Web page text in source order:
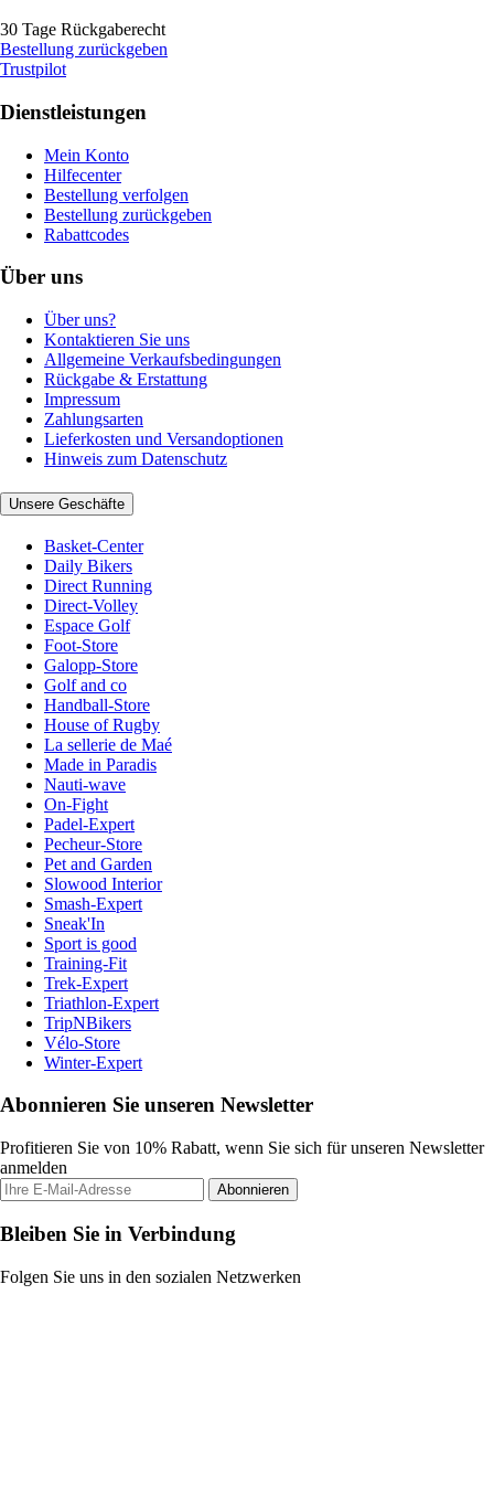
30 Tage Rückgaberecht
Bestellung zurückgeben
Trustpilot
Dienstleistungen
Mein Konto
Hilfecenter
Bestellung verfolgen
Bestellung zurückgeben
Rabattcodes
Über uns
Über uns?
Kontaktieren Sie uns
Allgemeine Verkaufsbedingungen
Rückgabe & Erstattung
Impressum
Zahlungsarten
Lieferkosten und Versandoptionen
Hinweis zum Datenschutz
Unsere Geschäfte
Basket-Center
Daily Bikers
Direct Running
Direct-Volley
Espace Golf
Foot-Store
Galopp-Store
Golf and co
Handball-Store
House of Rugby
La sellerie de Maé
Made in Paradis
Nauti-wave
On-Fight
Padel-Expert
Pecheur-Store
Pet and Garden
Slowood Interior
Smash-Expert
Sneak'In
Sport is good
Training-Fit
Trek-Expert
Triathlon-Expert
TripNBikers
Vélo-Store
Winter-Expert
Abonnieren Sie unseren Newsletter
Profitieren Sie von 10% Rabatt, wenn Sie sich für unseren Newsletter
anmelden
Abonnieren
Bleiben Sie in Verbindung
Folgen Sie uns in den sozialen Netzwerken